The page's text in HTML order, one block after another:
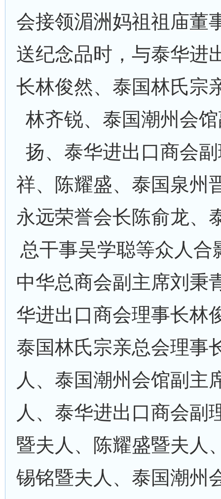
会接领湄洲妈祖祖庙董
送纪念品时，与泰华进
长林俊然、泰国林氏宗
林齐锐、泰国潮州会
扬、泰华进出口商会
祥、陈耀盛、泰国泉州
永远荣誉会长陈俞龙、
总干事吴学聪等众人合
中华总商会副主席刘秉
华进出口商会理事长林
泰国林氏宗亲总会理事
人、泰国潮州会馆副主
人、泰华进出口商会副
暨夫人、陈耀盛暨夫人
锡铭暨夫人、泰国潮州